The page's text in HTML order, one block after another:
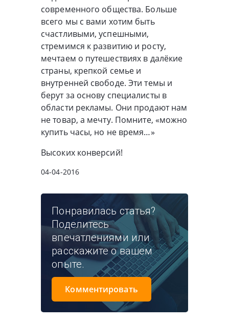
современного общества. Больше
всего мы с вами хотим быть
счастливыми, успешными,
стремимся к развитию и росту,
мечтаем о путешествиях в далёкие
страны, крепкой семье и
внутренней свободе. Эти темы и
берут за основу специалисты в
области рекламы. Они продают нам
не товар, а мечту. Помните, «можно
купить часы, но не время…»
Высоких конверсий!
04-04-2016
Понравилась статья?
Поделитесь
впечатлениями или
расскажите о вашем
опыте.
Комментировать